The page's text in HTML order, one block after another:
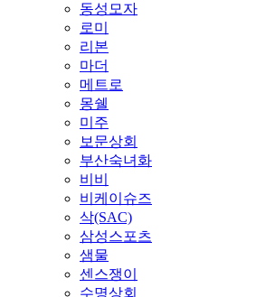
동성모자
로미
리본
마더
메트로
몽쉘
미주
보문상회
부산숙녀화
비비
비케이슈즈
삭(SAC)
삼성스포츠
샘물
센스쟁이
수명상회